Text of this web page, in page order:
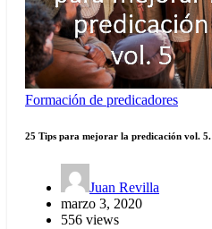
Formación de predicadores
25 Tips para mejorar la predicación vol. 5.
Juan Revilla
marzo 3, 2020
556 views